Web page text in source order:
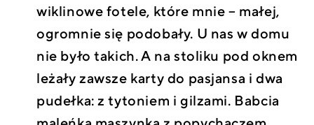
wiklinowe fotele, które mnie – małej,
ogromnie się podobały. U nas w domu
nie było takich. A na stoliku pod oknem
leżały zawsze karty do pasjansa i dwa
pudełka: z tytoniem i gilzami. Babcia